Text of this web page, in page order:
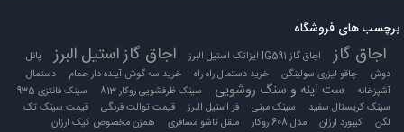
برچسب های فروشگاه
اجاق گاز اجاق گاز IG591 ایزاتک استیل البرز اجاق گاز استیل البرز
پانل
دوش
چاقو لیزری سولینگن خرید دستمال راه راه خرید سه گوش آینده دار حمام
دستمال
آشپزخانه
ست آینه و سنگ روشویی سینک ظرفشویی روکار 813
سینک فانتزی 935
سینک کریستال سفید
سینک مینی فر استیل البرز قیمت توالت فرنگی
قیمت سینک تک
لگن
کیبورد ارزان مدل 608 روکار منقل تاشو مسافری همزن مخصوص کیک ارزان